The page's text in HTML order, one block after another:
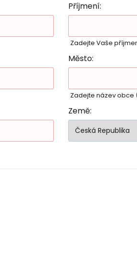
Příjmení:
Zadejte Vaše
Město:
Zadejte název obce
Země: